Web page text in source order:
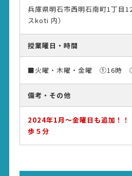
兵庫県明石市西明石南町1丁目
スkoti 内）
授業曜日・時間
■火曜・木曜・金曜 ①16時
備考・その他
2024年1月～金曜日も追加！！
歩５分